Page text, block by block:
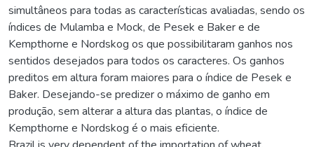
simultâneos para todas as características avaliadas, sendo os
índices de Mulamba e Mock, de Pesek e Baker e de
Kempthorne e Nordskog os que possibilitaram ganhos nos
sentidos desejados para todos os caracteres. Os ganhos
preditos em altura foram maiores para o índice de Pesek e
Baker. Desejando-se predizer o máximo de ganho em
produção, sem alterar a altura das plantas, o índice de
Kempthorne e Nordskog é o mais eficiente.